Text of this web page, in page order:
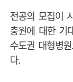
전공의 모집이
충원에 대한 기
수도권 대형병
다.